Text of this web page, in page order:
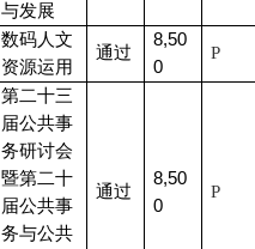
与发展
数码人文
资源运用
通过
8,50
0
P
第二十三
届公共事
务研讨会
暨第二十
届公共事
务与公共
通过
8,50
0
P